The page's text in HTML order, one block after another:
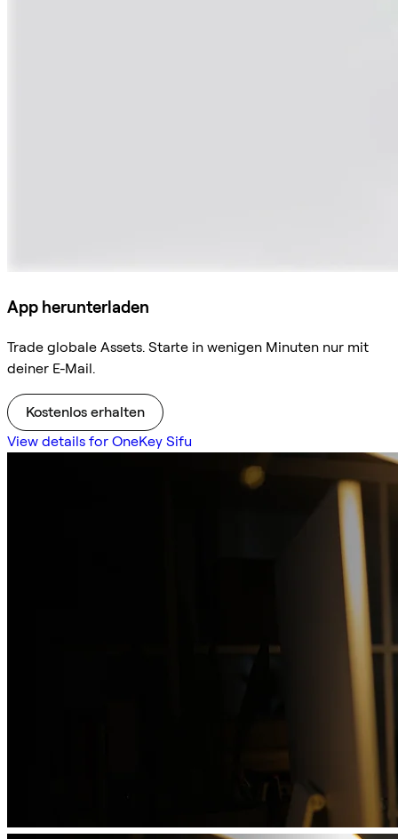
App herunterladen
Trade globale Assets. Starte in wenigen Minuten nur mit
deiner E-Mail.
Kostenlos erhalten
View details for OneKey Sifu